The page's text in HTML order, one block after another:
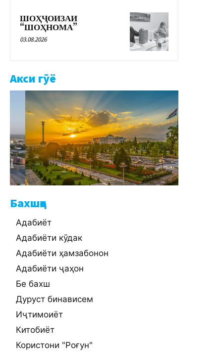
ШОҲҶОИЗАИ
“ШОҲНОМА”
03.08.2026
Акси гӯё
Бахшҳо
Адабиёт
Адабиёти кӯдак
Адабиёти ҳамзабонон
Адабиёти ҷаҳон
Бе бахш
Дуруст бинависем
Иҷтимоиёт
Китобиёт
Користони "Роғун"